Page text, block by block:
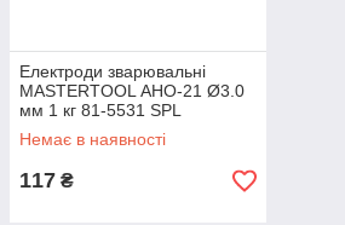
Електроди зварювальні
MASTERTOOL АНО-21 Ø3.0
мм 1 кг 81-5531 SPL
Немає в наявності
117 ₴